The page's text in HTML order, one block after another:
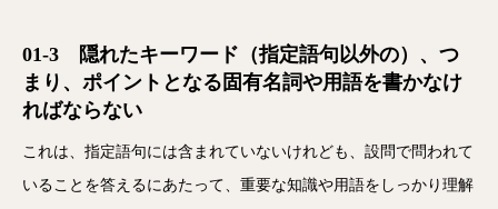
01-3 隠れたキーワード（指定語句以外の）、つ
まり、ポイントとなる固有名詞や用語を書かなけ
ればならない
これは、指定語句には含まれていないけれども、設問で問われて
いることを答えるにあたって、重要な知識や用語をしっかり理解